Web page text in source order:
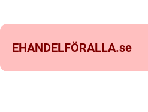
EHANDELFÖRALLA.se